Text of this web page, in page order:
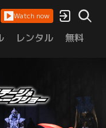
Watch now
レンタル 無料